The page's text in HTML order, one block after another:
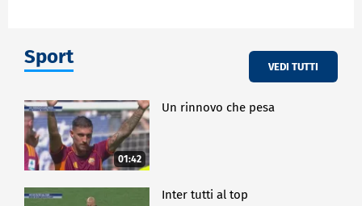
Sport VEDI TUTTI
01:42
Un rinnovo che pesa
Inter tutti al top